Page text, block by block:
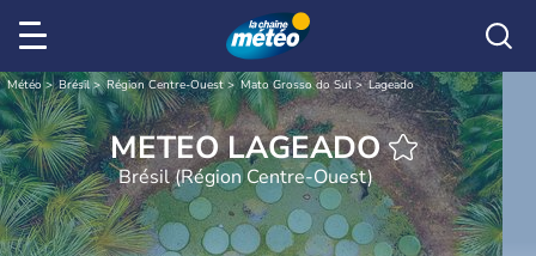
Météo Brésil Région Centre-Ouest Mato Grosso do Sul Lageado
METEO LAGEADO
Brésil (Région Centre-Ouest)